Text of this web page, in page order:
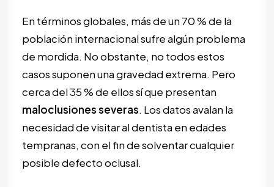
En términos globales, más de un 70 % de la
población internacional sufre algún problema
de mordida. No obstante, no todos estos
casos suponen una gravedad extrema. Pero
cerca del 35 % de ellos sí que presentan
maloclusiones severas. Los datos avalan la
necesidad de visitar al dentista en edades
tempranas, con el fin de solventar cualquier
posible defecto oclusal.